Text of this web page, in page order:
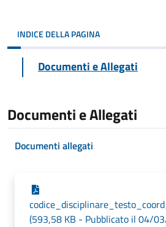
INDICE DELLA PAGINA
Documenti e Allegati
Documenti e Allegati
Documenti allegati
(593,58 KB - Pubblicato il 04/